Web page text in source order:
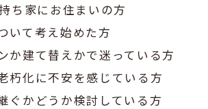
ち家にお住まいの方
いて考え始めた方
か建て替えかで迷っている方
朽化に不安を感じている方
ぐかどうか検討している方